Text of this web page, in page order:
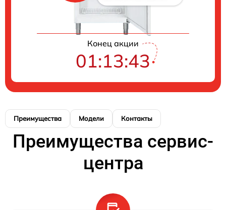
Конец акции
01:13:43
Преимущества Модели Контакты
Преимущества сервис-
центра